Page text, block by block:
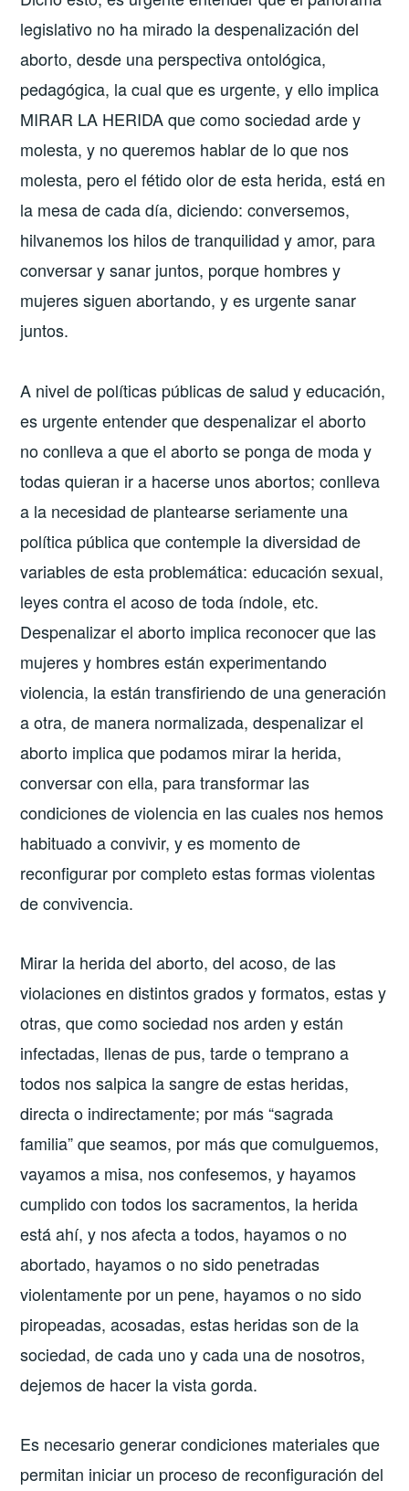
legislativo no ha mirado la despenalización del
aborto, desde una perspectiva ontológica,
pedagógica, la cual que es urgente, y ello implica
MIRAR LA HERIDA que como sociedad arde y
molesta, y no queremos hablar de lo que nos
molesta, pero el fétido olor de esta herida, está en
la mesa de cada día, diciendo: conversemos,
hilvanemos los hilos de tranquilidad y amor, para
conversar y sanar juntos, porque hombres y
mujeres siguen abortando, y es urgente sanar
juntos.
A nivel de políticas públicas de salud y educación,
es urgente entender que despenalizar el aborto
no conlleva a que el aborto se ponga de moda y
todas quieran ir a hacerse unos abortos; conlleva
a la necesidad de plantearse seriamente una
política pública que contemple la diversidad de
variables de esta problemática: educación sexual,
leyes contra el acoso de toda índole, etc.
Despenalizar el aborto implica reconocer que las
mujeres y hombres están experimentando
violencia, la están transfiriendo de una generación
a otra, de manera normalizada, despenalizar el
aborto implica que podamos mirar la herida,
conversar con ella, para transformar las
condiciones de violencia en las cuales nos hemos
habituado a convivir, y es momento de
reconfigurar por completo estas formas violentas
de convivencia.
Mirar la herida del aborto, del acoso, de las
violaciones en distintos grados y formatos, estas y
otras, que como sociedad nos arden y están
infectadas, llenas de pus, tarde o temprano a
todos nos salpica la sangre de estas heridas,
directa o indirectamente; por más “sagrada
familia” que seamos, por más que comulguemos,
vayamos a misa, nos confesemos, y hayamos
cumplido con todos los sacramentos, la herida
está ahí, y nos afecta a todos, hayamos o no
abortado, hayamos o no sido penetradas
violentamente por un pene, hayamos o no sido
piropeadas, acosadas, estas heridas son de la
sociedad, de cada uno y cada una de nosotros,
dejemos de hacer la vista gorda.
Es necesario generar condiciones materiales que
permitan iniciar un proceso de reconfiguración del